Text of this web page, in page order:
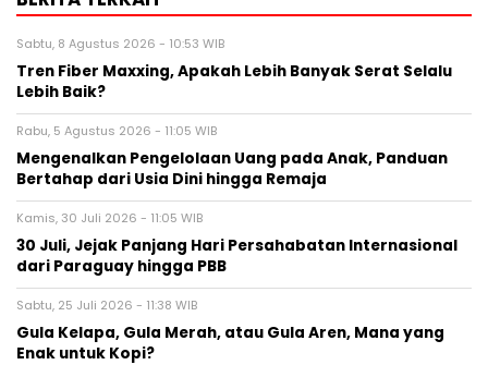
Sabtu, 8 Agustus 2026 - 10:53 WIB
Tren Fiber Maxxing, Apakah Lebih Banyak Serat Selalu
Lebih Baik?
Rabu, 5 Agustus 2026 - 11:05 WIB
Mengenalkan Pengelolaan Uang pada Anak, Panduan
Bertahap dari Usia Dini hingga Remaja
Kamis, 30 Juli 2026 - 11:05 WIB
30 Juli, Jejak Panjang Hari Persahabatan Internasional
dari Paraguay hingga PBB
Sabtu, 25 Juli 2026 - 11:38 WIB
Gula Kelapa, Gula Merah, atau Gula Aren, Mana yang
Enak untuk Kopi?